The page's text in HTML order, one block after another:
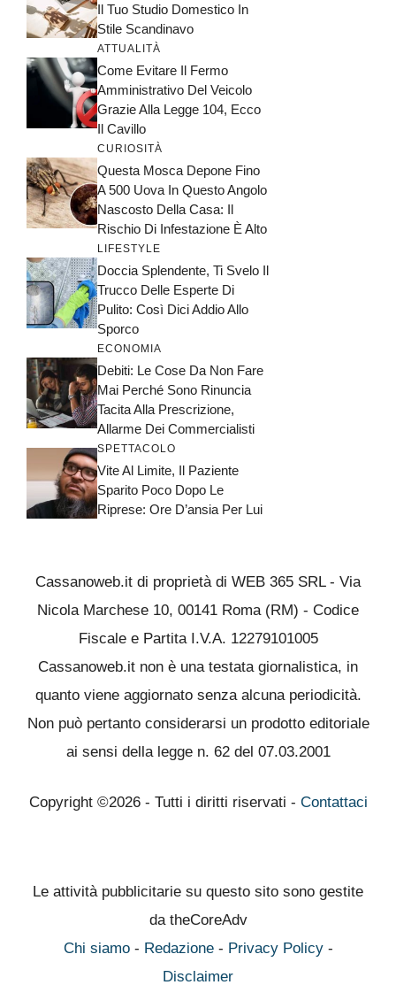
Il Tuo Studio Domestico In
Stile Scandinavo
ATTUALITÀ
Come Evitare Il Fermo
Amministrativo Del Veicolo
Grazie Alla Legge 104, Ecco
Il Cavillo
CURIOSITÀ
Questa Mosca Depone Fino
A 500 Uova In Questo Angolo
Nascosto Della Casa: Il
Rischio Di Infestazione È Alto
LIFESTYLE
Doccia Splendente, Ti Svelo Il
Trucco Delle Esperte Di
Pulito: Così Dici Addio Allo
Sporco
ECONOMIA
Debiti: Le Cose Da Non Fare
Mai Perché Sono Rinuncia
Tacita Alla Prescrizione,
Allarme Dei Commercialisti
SPETTACOLO
Vite Al Limite, Il Paziente
Sparito Poco Dopo Le
Riprese: Ore D’ansia Per Lui
Cassanoweb.it di proprietà di WEB 365 SRL - Via
Nicola Marchese 10, 00141 Roma (RM) - Codice
Fiscale e Partita I.V.A. 12279101005
Cassanoweb.it non è una testata giornalistica, in
quanto viene aggiornato senza alcuna periodicità.
Non può pertanto considerarsi un prodotto editoriale
ai sensi della legge n. 62 del 07.03.2001
Copyright ©2026 - Tutti i diritti riservati - Contattaci
Le attività pubblicitarie su questo sito sono gestite
da theCoreAdv
Chi siamo- Redazione- Privacy Policy-
Disclaimer